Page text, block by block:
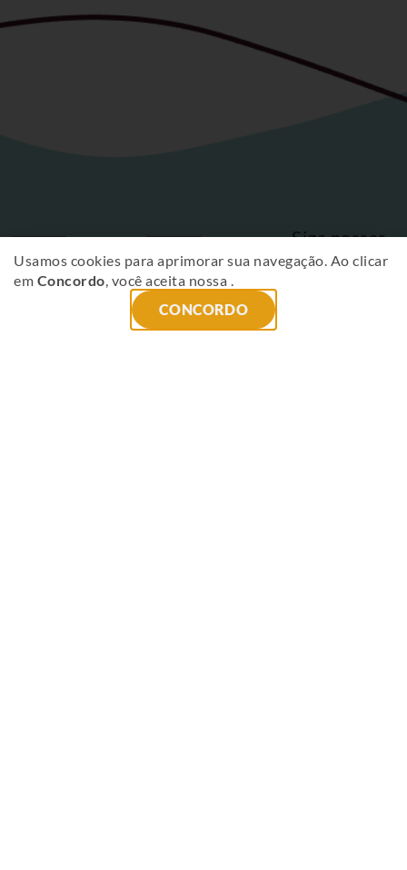
Fique
Siga nossas
redes sociais
CONCORDO
Usamos cookies para aprimorar sua navegação. Ao clicar
em Concordo, você aceita nossa .